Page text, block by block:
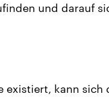
und darauf
existiert, kann sich